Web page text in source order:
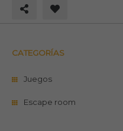
CATEGORÍAS
Juegos
Escape room